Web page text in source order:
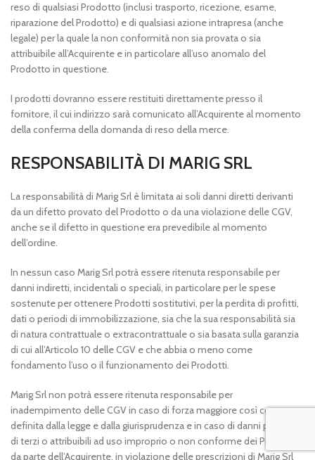
reso di qualsiasi Prodotto (inclusi trasporto, ricezione, esame,
riparazione del Prodotto) e di qualsiasi azione intrapresa (anche
legale) per la quale la non conformità non sia provata o sia
attribuibile all’Acquirente e in particolare all’uso anomalo del
Prodotto in questione.
I prodotti dovranno essere restituiti direttamente presso il
fornitore, il cui indirizzo sarà comunicato all’Acquirente al momento
della conferma della domanda di reso della merce.
RESPONSABILITÀ DI MARIG SRL
La responsabilità di Marig Srl è limitata ai soli danni diretti derivanti
da un difetto provato del Prodotto o da una violazione delle CGV,
anche se il difetto in questione era prevedibile al momento
dell’ordine.
In nessun caso Marig Srl potrà essere ritenuta responsabile per
danni indiretti, incidentali o speciali, in particolare per le spese
sostenute per ottenere Prodotti sostitutivi, per la perdita di profitti,
dati o periodi di immobilizzazione, sia che la sua responsabilità sia
di natura contrattuale o extracontrattuale o sia basata sulla garanzia
di cui all’Articolo 10 delle CGV e che abbia o meno come
fondamento l’uso o il funzionamento dei Prodotti.
Marig Srl non potrà essere ritenuta responsabile per
inadempimento delle CGV in caso di forza maggiore così come
definita dalla legge e dalla giurisprudenza e in caso di danni per fatto
di terzi o attribuibili ad uso improprio o non conforme dei Prodotti
da parte dell’Acquirente, in violazione delle prescrizioni di Marig Srl